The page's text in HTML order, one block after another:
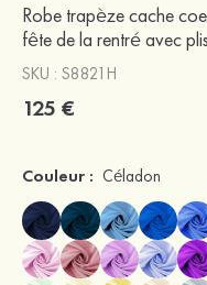
Robe trapèze cache
fête de la rentré avec
SKU : S8821H
125 €
Couleur : Céladon